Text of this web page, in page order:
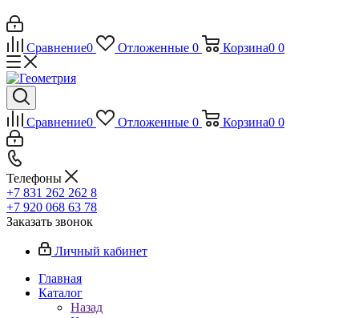
Сравнение0 Отложенные 0 Корзина0 0
Сравнение0 Отложенные 0 Корзина0 0
Телефоны
+7 831 262 262 8
+7 920 068 63 78
Заказать звонок
Личный кабинет
Главная
Каталог
Назад